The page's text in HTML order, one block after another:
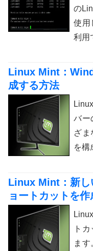
の
使用
利用
Linux Mint：
成する方法
バー
ざま
を構
Linux Mint：新し
ョートカットを
ト
ま